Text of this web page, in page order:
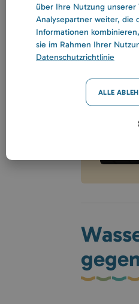
über Ihre Nutzung unserer
Analysepartner weiter, die
Informationen
sie im Rahmen Ihrer
Datenschutzrichtlinie
ALLE